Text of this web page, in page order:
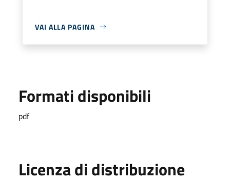
VAI ALLA PAGINA
Formati disponibili
pdf
Licenza di distribuzione